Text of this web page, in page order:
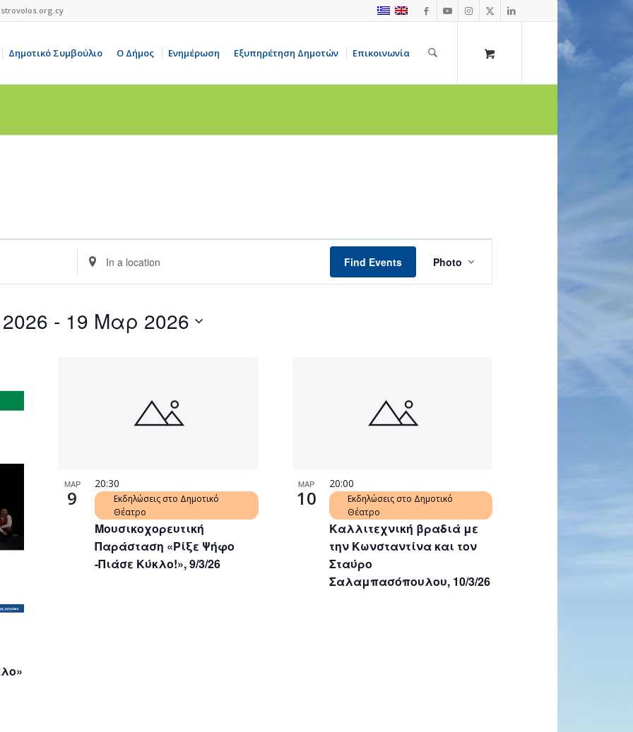
Δημοτικό Συμβούλιο Ο Δήμος Ενημέρωση Εξυπηρέτηση Δημοτών Επικοινωνία
Enter
Location.
Search
Events
by
Find Events
Views
Photo
- 19 Μαρ 2026
ΜΑΡ
9
Μουσικοχορευτική
Παράσταση «Ρίξε Ψήφο
-Πιάσε Κύκλο!», 9/3/26
20:30
Εκδηλώσεις στο Δημοτικό
Θέατρο
ΜΑΡ
10
Καλλιτεχνική βραδιά με
την Κωνσταντίνα και τον
Σταύρο
Σαλαμπασόπουλου, 10/3/26
20:00
Εκδηλώσεις στο Δημοτικό
Θέατρο